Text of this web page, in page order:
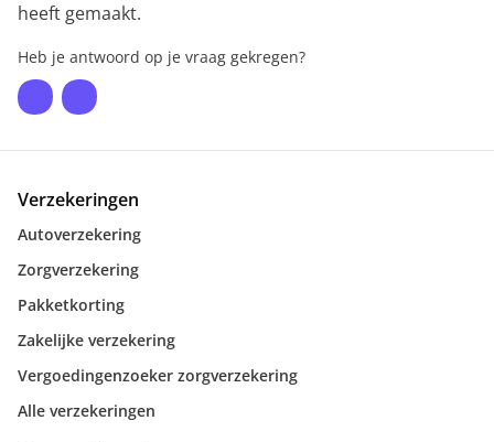
heeft gemaakt.
Heb je antwoord op je vraag gekregen?
Verzekeringen
Autoverzekering
Zorgverzekering
Pakketkorting
Zakelijke verzekering
Vergoedingenzoeker zorgverzekering
Alle verzekeringen